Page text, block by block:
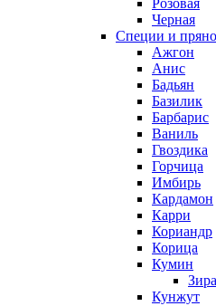
Розовая
Черная
Специи и
Ажгон
Анис
Бадьян
Базилик
Барбарис
Ваниль
Гвоздика
Горчица
Имбирь
Кардамон
Карри
Кориандр
Корица
Кумин
Зира
Кунжут